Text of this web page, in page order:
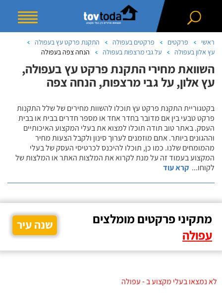
ראשי פרקטים פרקטים בעפולה
התקנת פרקט עץ בעפולה
עץ אלון בעפולה
על גבי מרצפות בעפולה הנחה צפה בעפולה
השוואת מחירי התקנת פרקט עץ בעפולה,
עץ אלון, על גבי מרצפות, הנחה צפה
בקטגוריית התקנת פרקט עץ תוכלו להשוות מחירים של שלל התקנות
פרקט טבעי בין אם מדובר בחדר אחד או מספר חדרים בבית או בבית
העסק. באתר טוב תודה תוכלו למצוא את בעלי המקצוע האיכותיים
וההגונים ביותר. אתם מוזמנים לערוך סינון ולקבל הצעות מחיר
מהמומחים שלנו. כמו כן, תוכלו להיכנס לכרטיסי העסק של בעלי
המקצוע בעמוד זה על מנת לקרוא את המלצות האתר או המלצות של
לקוחו... קרא עוד
מתקיני פרקטים מומלצים
עפולה
שנה עיר
לא נמצאו בעלי מקצוע ב - עפולה